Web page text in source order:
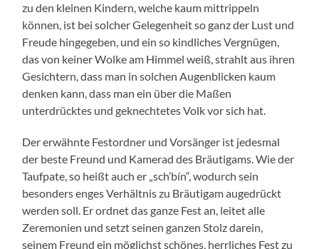
zu den kleinen Kindern, welche kaum mittrippeln
können, ist bei solcher Gelegenheit so ganz der Lust und
Freude hingegeben, und ein so kindliches Vergnügen,
das von keiner Wolke am Himmel weiß, strahlt aus ihren
Gesichtern, dass man in solchen Augenblicken kaum
denken kann, dass man ein über die Maßen
unterdrücktes und geknechtetes Volk vor sich hat.
Der erwähnte Festordner und Vorsänger ist jedesmal
der beste Freund und Kamerad des Bräutigams. Wie der
Taufpate, so heißt auch er „sch’bín“, wodurch sein
besonders enges Verhältnis zu Bräutigam augedrückt
werden soll. Er ordnet das ganze Fest an, leitet alle
Zeremonien und setzt seinen ganzen Stolz darein,
seinem Freund ein möglichst schönes, herrliches Fest zu